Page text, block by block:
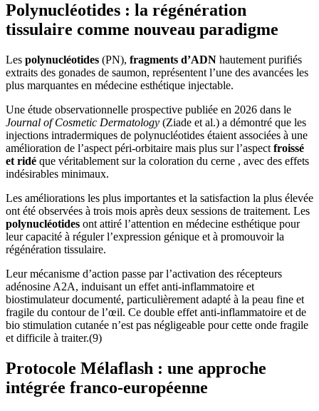
Polynucléotides : la régénération
tissulaire comme nouveau paradigme
Les polynucléotides (PN), fragments d’ADN hautement purifiés
extraits des gonades de saumon, représentent l’une des avancées les
plus marquantes en médecine esthétique injectable.
Une étude observationnelle prospective publiée en 2026 dans le
Journal of Cosmetic Dermatology (Ziade et al.) a démontré que les
injections intradermiques de polynucléotides étaient associées à une
amélioration de l’aspect péri-orbitaire mais plus sur l’aspect froissé
et ridé que véritablement sur la coloration du cerne , avec des effets
indésirables minimaux.
Les améliorations les plus importantes et la satisfaction la plus élevée
ont été observées à trois mois après deux sessions de traitement. Les
polynucléotides ont attiré l’attention en médecine esthétique pour
leur capacité à réguler l’expression génique et à promouvoir la
régénération tissulaire.
Leur mécanisme d’action passe par l’activation des récepteurs
adénosine A2A, induisant un effet anti-inflammatoire et
biostimulateur documenté, particulièrement adapté à la peau fine et
fragile du contour de l’œil. Ce double effet anti-inflammatoire et de
bio stimulation cutanée n’est pas négligeable pour cette onde fragile
et difficile à traiter.(9)
Protocole Mélaflash : une approche
intégrée franco-européenne